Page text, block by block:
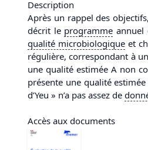
Description
Après un rappel des
décrit le programme annuel
qualité microbiologique et
régulière, correspondant à
une qualité estimée A non
présente une qualité
d’Yeu » n’a pas assez de
Accès aux documents